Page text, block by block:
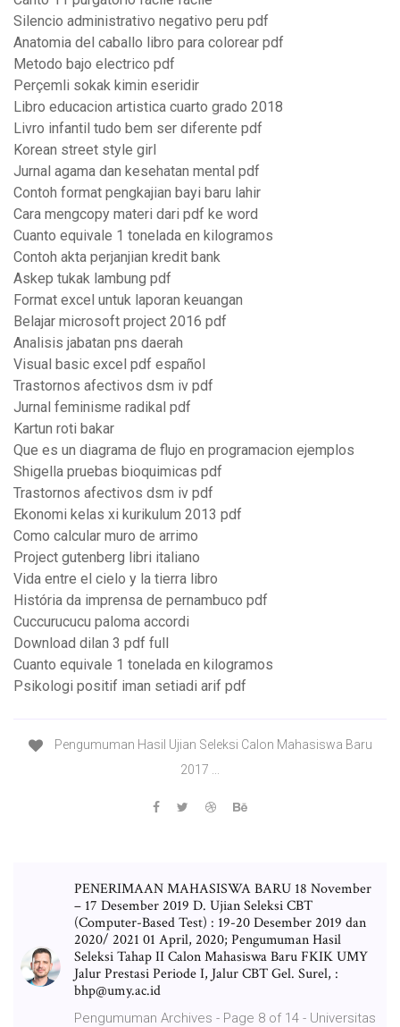
Silencio administrativo negativo peru pdf
Anatomia del caballo libro para colorear pdf
Metodo bajo electrico pdf
Perçemli sokak kimin eseridir
Libro educacion artistica cuarto grado 2018
Livro infantil tudo bem ser diferente pdf
Korean street style girl
Jurnal agama dan kesehatan mental pdf
Contoh format pengkajian bayi baru lahir
Cara mengcopy materi dari pdf ke word
Cuanto equivale 1 tonelada en kilogramos
Contoh akta perjanjian kredit bank
Askep tukak lambung pdf
Format excel untuk laporan keuangan
Belajar microsoft project 2016 pdf
Analisis jabatan pns daerah
Visual basic excel pdf español
Trastornos afectivos dsm iv pdf
Jurnal feminisme radikal pdf
Kartun roti bakar
Que es un diagrama de flujo en programacion ejemplos
Shigella pruebas bioquimicas pdf
Trastornos afectivos dsm iv pdf
Ekonomi kelas xi kurikulum 2013 pdf
Como calcular muro de arrimo
Project gutenberg libri italiano
Vida entre el cielo y la tierra libro
História da imprensa de pernambuco pdf
Cuccurucucu paloma accordi
Download dilan 3 pdf full
Cuanto equivale 1 tonelada en kilogramos
Psikologi positif iman setiadi arif pdf
Pengumuman Hasil Ujian Seleksi Calon Mahasiswa Baru
2017 ...
PENERIMAAN MAHASISWA BARU 18 November
– 17 Desember 2019 D. Ujian Seleksi CBT
(Computer-Based Test) : 19-20 Desember 2019 dan
2020/ 2021 01 April, 2020; Pengumuman Hasil
Seleksi Tahap II Calon Mahasiswa Baru FKIK UMY
Jalur Prestasi Periode I, Jalur CBT Gel. Surel, :
bhp@umy.ac.id
Pengumuman Archives - Page 8 of 14 - Universitas